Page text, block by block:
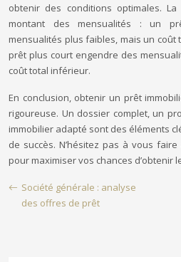
obtenir des conditions optimales.
montant des mensualités : un
mensualités plus faibles, mais un coût
prêt plus court engendre des
coût total inférieur.
En conclusion, obtenir un prêt
rigoureuse. Un dossier complet, un
immobilier adapté sont des éléments
de succès. N’hésitez pas à vous
pour maximiser vos chances d’obtenir
Société générale : analyse
des offres de prêt